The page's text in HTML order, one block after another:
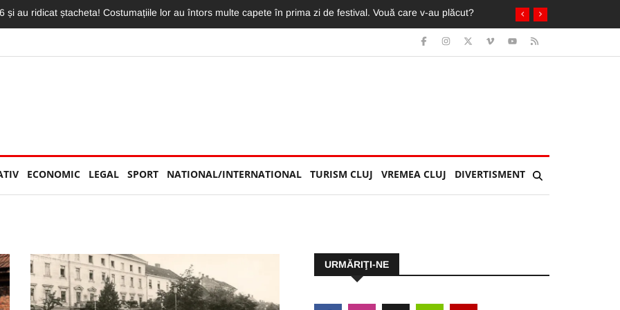
înnebunit pe clujeni. Show exploziv în fața unui stadion neîncăpător, plin ochi de fani români și străini
ECONOMIC LEGAL SPORT NATIONAL/INTERNATIONAL TURISM CLUJ VREMEA CLUJ DIVERTISMENT
URMĂRIŢI-NE